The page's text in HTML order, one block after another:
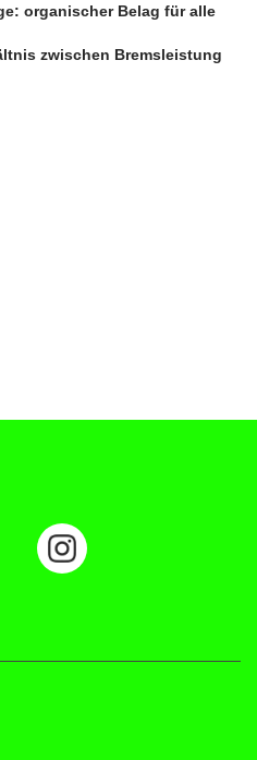
organischer Belag für alle
zwischen Bremsleistung